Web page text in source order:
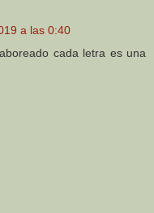
a las 0:40
cada letra es una